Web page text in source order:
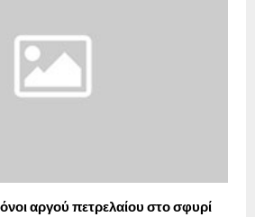
αργού πετρελαίου στο σφυρί